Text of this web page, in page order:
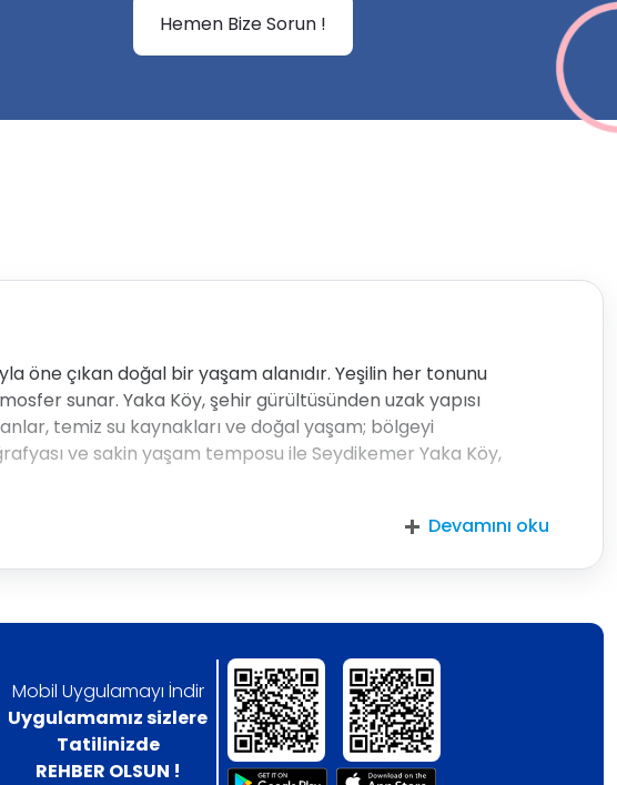
Hemen Bize Sorun !
öne çıkan doğal bir yaşam alanıdır. Yeşilin her tonunu
sunar. Yaka Köy, şehir gürültüsünden uzak yapısı
temiz su kaynakları ve doğal yaşam; bölgeyi
ve sakin yaşam temposu ile Seydikemer Yaka Köy,
Devamını oku
Mobil Uygulamayı İndir
Uygulamamız sizlere
Tatilinizde
REHBER OLSUN !